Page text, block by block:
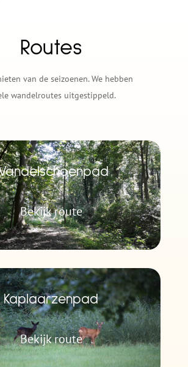
Routes
van de seizoenen. We hebben
wandelroutes uitgestippeld.
Bekijk route
Kaplaarzenpad
Bekijk route